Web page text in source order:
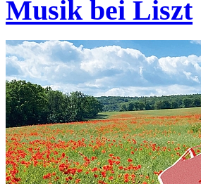
Musik bei Liszt